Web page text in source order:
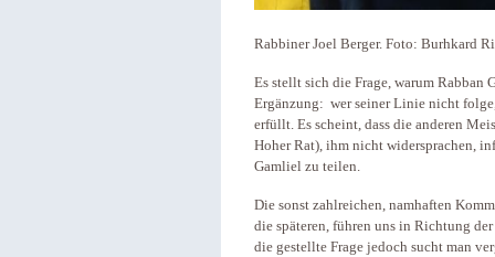
Rabbiner Joel Berger. Foto: Burhkard
Es stellt sich die Frage, warum
Ergänzung: wer seiner Linie nicht
erfüllt. Es scheint, dass die anderen
Hoher Rat), ihm nicht widersprachen,
Gamliel zu teilen.
Die sonst zahlreichen, namhaften
die späteren, führen uns in Richtung
die gestellte Frage jedoch sucht man